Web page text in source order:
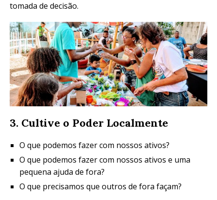
tomada de decisão.
3. Cultive o Poder Localmente
O que podemos fazer com nossos ativos?
O que podemos fazer com nossos ativos e uma
pequena ajuda de fora?
O que precisamos que outros de fora façam?